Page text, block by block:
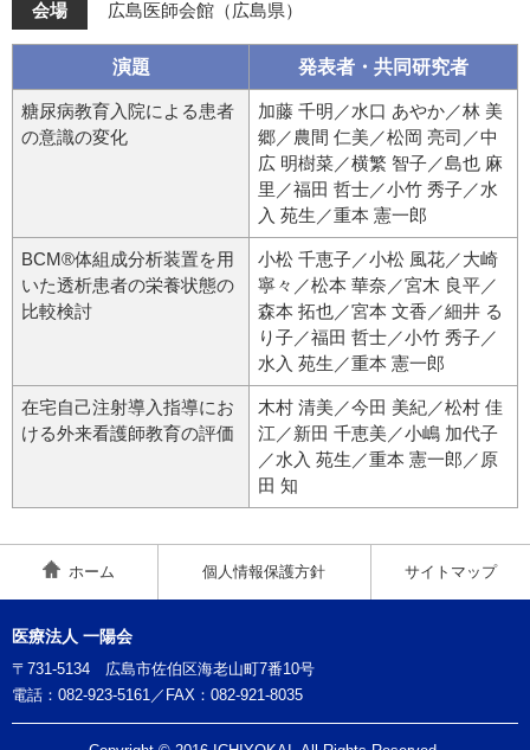
会場 広島医師会館（広島県）
演題 発表者・共同研究者
糖尿病教育入院による患者
の意識の変化
加藤 千明／水口 あやか／林 美
郷／農間 仁美／松岡 亮司／中
広 明樹菜／横繁 智子／島也 麻
里／福田 哲士／小竹 秀子／水
入 苑生／重本 憲一郎
BCM®体組成分析装置を用
いた透析患者の栄養状態の
比較検討
小松 千恵子／小松 風花／大崎
寧々／松本 華奈／宮木 良平／
森本 拓也／宮本 文香／細井 る
り子／福田 哲士／小竹 秀子／
水入 苑生／重本 憲一郎
在宅自己注射導入指導にお
ける外来看護師教育の評価
木村 清美／今田 美紀／松村 佳
江／新田 千恵美／小嶋 加代子
／水入 苑生／重本 憲一郎／原
田 知
ホーム 個人情報保護方針 サイトマップ
医療法人 一陽会
〒731-5134 広島市佐伯区海老山町7番10号
電話： 082-923-5161／FAX：082-921-8035